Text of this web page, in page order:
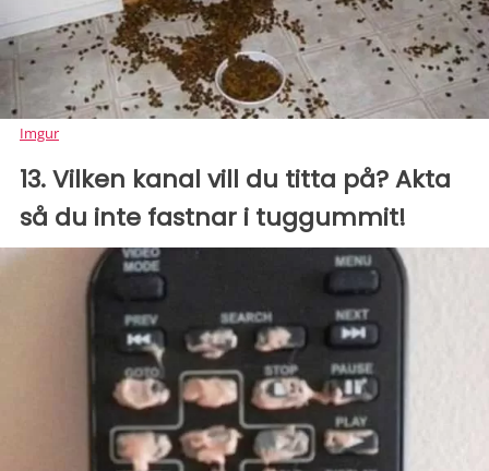
Imgur
13. Vilken kanal vill du titta på? Akta
så du inte fastnar i tuggummit!